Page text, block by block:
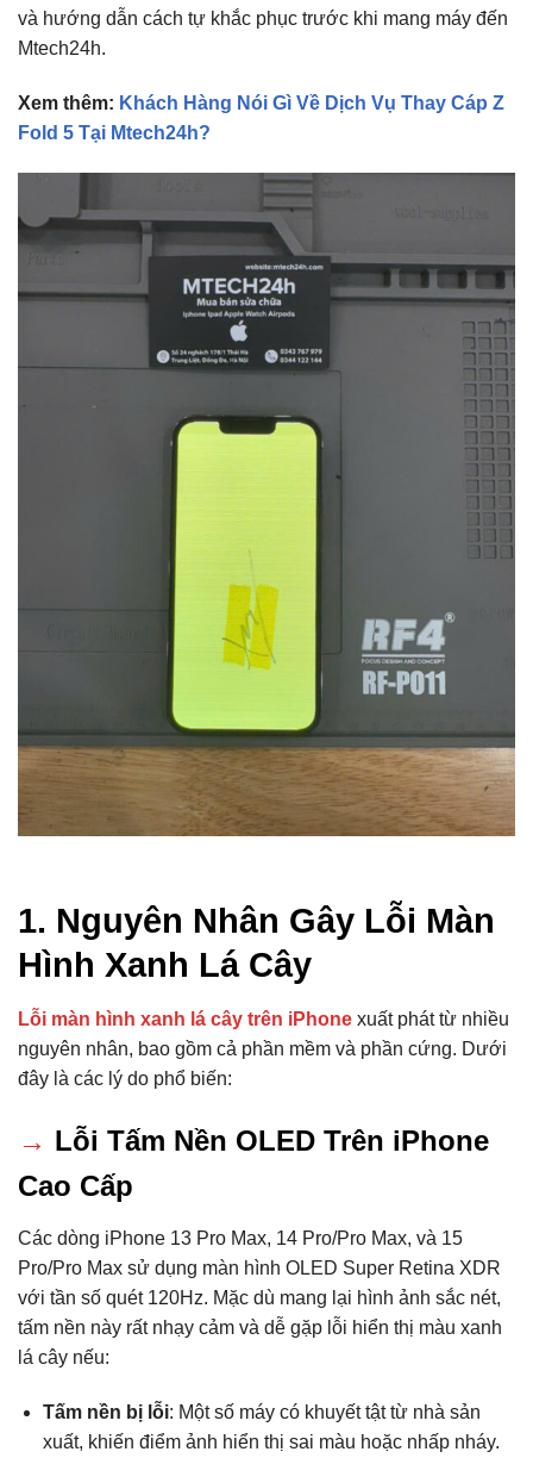
và hướng dẫn cách tự khắc phục trước khi mang máy đến
Mtech24h.
Xem thêm: Khách Hàng Nói Gì Về Dịch Vụ Thay Cáp Z
Fold 5 Tại Mtech24h?
1. Nguyên Nhân Gây Lỗi Màn
Hình Xanh Lá Cây
Lỗi màn hình xanh lá cây trên iPhone xuất phát từ nhiều
nguyên nhân, bao gồm cả phần mềm và phần cứng. Dưới
đây là các lý do phổ biến:
→ Lỗi Tấm Nền OLED Trên iPhone
Cao Cấp
Các dòng iPhone 13 Pro Max, 14 Pro/Pro Max, và 15
Pro/Pro Max sử dụng màn hình OLED Super Retina XDR
với tần số quét 120Hz. Mặc dù mang lại hình ảnh sắc nét,
tấm nền này rất nhạy cảm và dễ gặp lỗi hiển thị màu xanh
lá cây nếu:
Tấm nền bị lỗi: Một số máy có khuyết tật từ nhà sản
xuất, khiến điểm ảnh hiển thị sai màu hoặc nhấp nháy.